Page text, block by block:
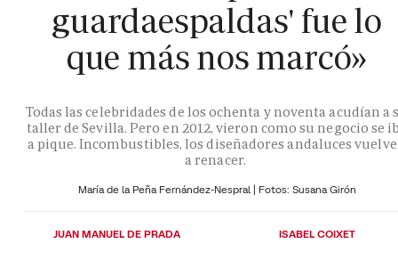
guardaespaldas' fue lo
que más nos marcó»
Todas las celebridades de los ochenta y noventa acudían a
taller de Sevilla. Pero en 2012, vieron como su negocio se
a pique. Incombustibles, los diseñadores andaluces
a renacer.
María de la Peña Fernández-Nespral | Fotos: Susana Girón
JUAN MANUEL DE PRADA ISABEL COIXET